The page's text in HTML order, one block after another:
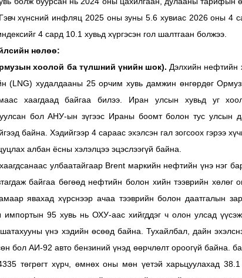
хүнсний инфляц 2025 оны зуны 5.6 хувиас 2026 оны 4
4 сард 10.1 хувьд хүргэсэн гол шалтгаан болжээ.
нөлөө:
хоолой ба түлшний үнийн шок).Дэлхийн нефтийн
(LNG) худалдааны 25 орчим хувь дамжин өнгөрдөг
хаагдаад байгаа билээ. Иран улсын хувьд уг
бол АНУ-ын зүгээс Ираны боомт болон тус улсын
байна. Хэдийгээр 4 сараас эхэлсэн гал зогсоох гэрээ
албан ёсны хэлэлцээ эцэслээгүй байна.
улбаатайгаар Brent маркийн нефтийн үнэ нэг
байгаа бөгөөд нефтийн болон хийн тээврийн хөлөг
явахад хүрснээр ачаа тээврийн болон даатгалын
импортын 95 хувь нь ОХУ-аас хийгддэг ч олон улсад
үнэ хэдийн өсөөд байна. Тухайлбал, дайн
бол АИ-92 авто бензиний үнэд өөрчлөлт ороогүй байна.
төгрөгт хүрч, өмнөх оны мөн үетэй харьцуулахад